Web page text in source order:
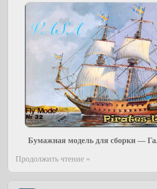
Бумажная модель для сборки —
Продолжить чтение »